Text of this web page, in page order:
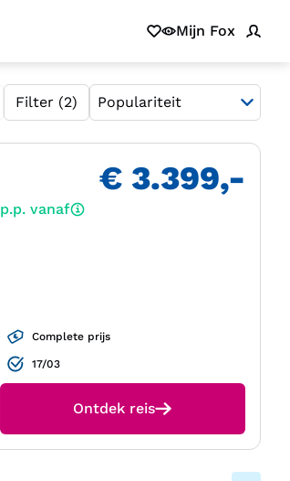
Mijn Fox
Filter (2)
Complete prijs
17/03
€ 3.399,-
p.p. vanaf
Ontdek reis